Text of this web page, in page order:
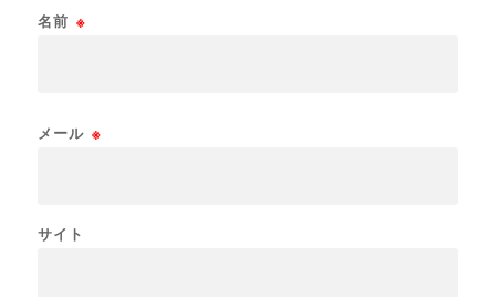
名前 ※
メール ※
サイト